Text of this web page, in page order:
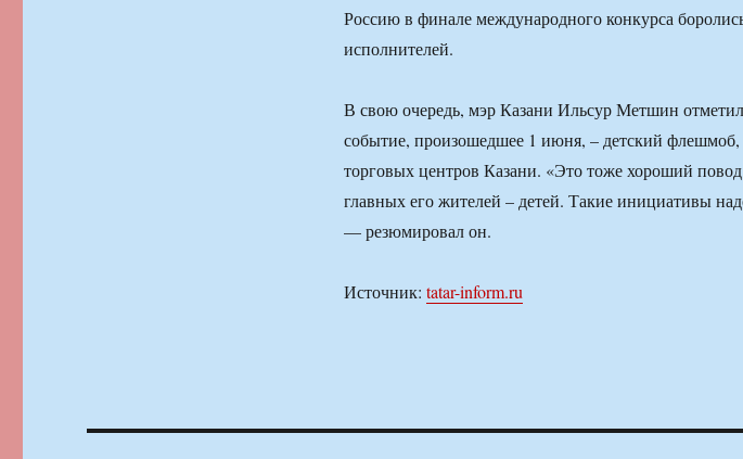
Россию в финале международного конкурса
исполнителей.
В свою очередь, мэр Казани Ильсур Метшин
событие, произошедшее 1 июня, – детский флешмоб,
торговых центров Казани. «Это тоже хороший
главных его жителей – детей. Такие инициативы
— резюмировал он.
Источник: tatar-inform.ru